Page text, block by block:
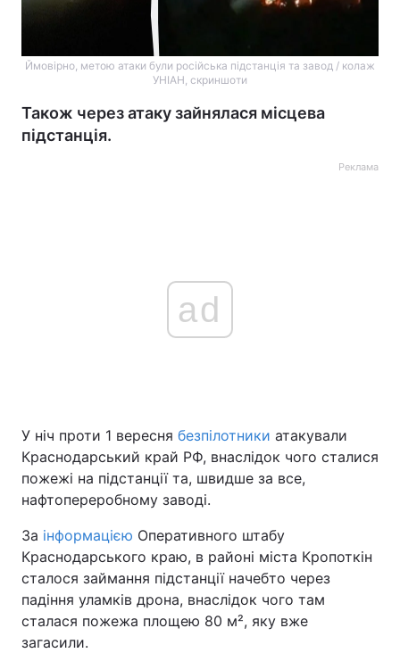
Ймовірно, метою атаки були російська підстанція та завод / колаж
УНІАН, скриншоти
Також через атаку зайнялася місцева
підстанція.
Реклама
ad
У ніч проти 1 вересня безпілотники атакували
Краснодарський край РФ, внаслідок чого сталися
пожежі на підстанції та, швидше за все,
нафтопереробному заводі.
За інформацією Оперативного штабу
Краснодарського краю, в районі міста Кропоткін
сталося займання підстанції начебто через
падіння уламків дрона, внаслідок чого там
сталася пожежа площею 80 м², яку вже
загасили.